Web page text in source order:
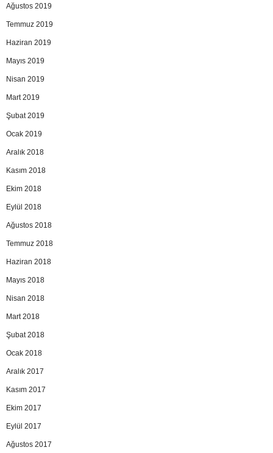
Ağustos 2019
Temmuz 2019
Haziran 2019
Mayıs 2019
Nisan 2019
Mart 2019
Şubat 2019
Ocak 2019
Aralık 2018
Kasım 2018
Ekim 2018
Eylül 2018
Ağustos 2018
Temmuz 2018
Haziran 2018
Mayıs 2018
Nisan 2018
Mart 2018
Şubat 2018
Ocak 2018
Aralık 2017
Kasım 2017
Ekim 2017
Eylül 2017
Ağustos 2017